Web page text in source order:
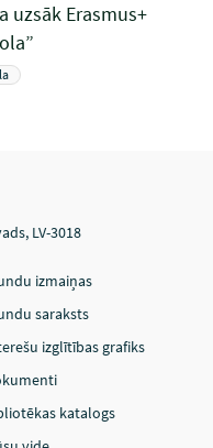
uzsāk Erasmus+
LV-3018
izmaiņas
saraksts
izglītības grafiks
katalogs